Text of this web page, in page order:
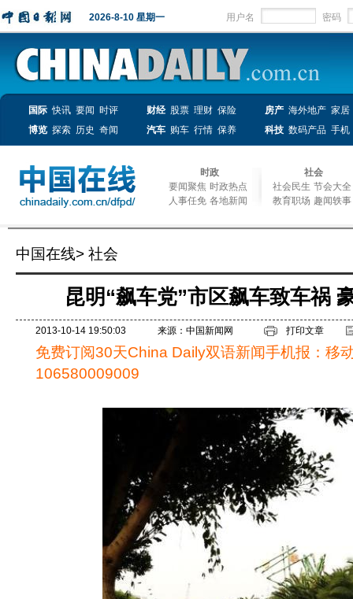
2026-8-10 星期一 用户名 密码
国际 快讯 要闻 时评 财经 股票 理财 保险 房产 海外地产 家居
博览 探索 历史 奇闻 汽车 购车 行情 保养 科技 数码产品 手机
时政
要闻聚焦 时政热点
人事任免 各地新闻
社会
社会民生 节会大全
教育职场 趣闻轶事
中国在线> 社会
昆明“飙车党”市区飙车致车祸
2013-10-14 19:50:03 来源：中国新闻网 打印文章
免费订阅30天China Daily双语新闻手机报：移
106580009009